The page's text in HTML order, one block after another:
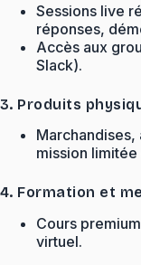
Sessions live
réponses,
Accès aux
Slack).
3. Produits
mission
4. Formation et
Cours
virtuel.